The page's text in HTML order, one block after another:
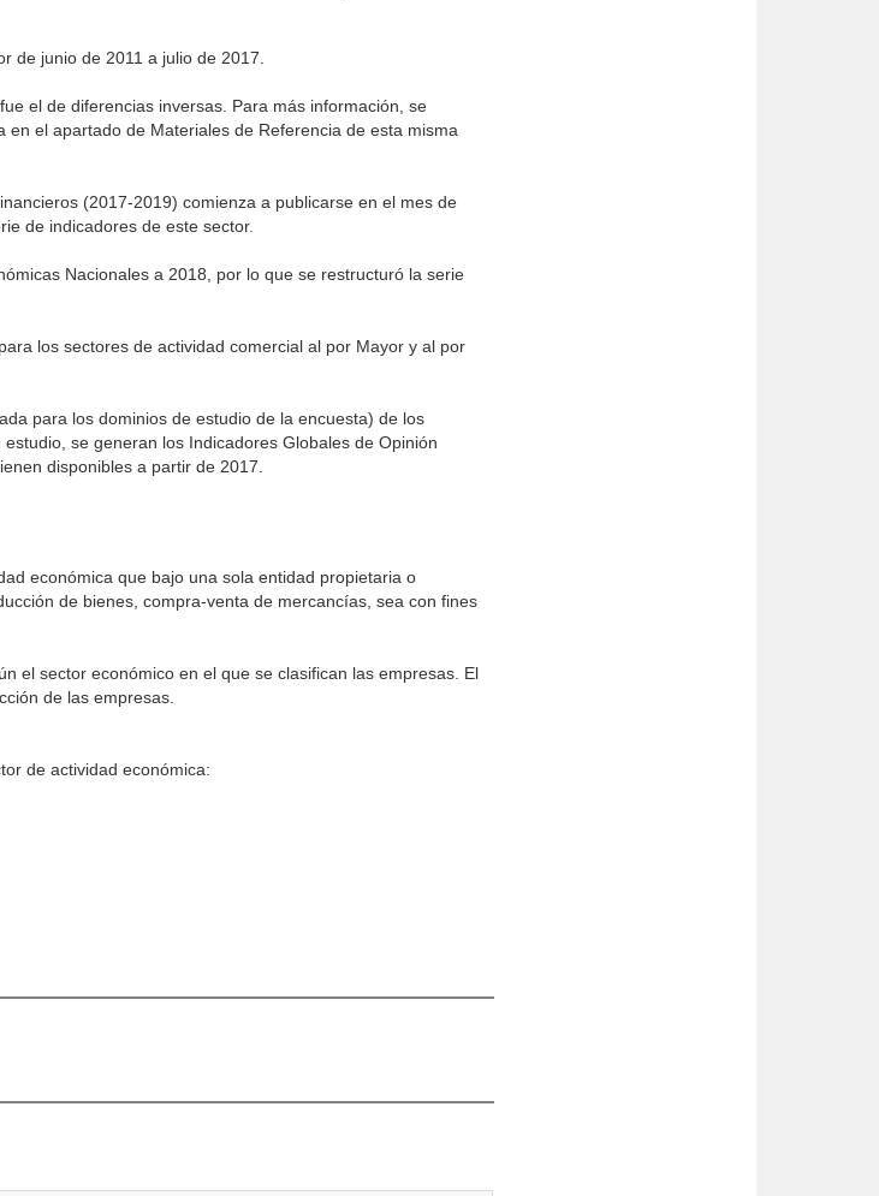
de junio de 2011 a julio de 2017.
el de diferencias inversas. Para más información, se
el apartado de Materiales de Referencia de esta misma
(2017-2019) comienza a publicarse en el mes de
de indicadores de este sector.
Nacionales a 2018, por lo que se restructuró la serie
los sectores de actividad comercial al por Mayor y al por
para los dominios de estudio de la encuesta) de los
se generan los Indicadores Globales de Opinión
disponibles a partir de 2017.
económica que bajo una sola entidad propietaria o
de bienes, compra-venta de mercancías, sea con fines
el sector económico en el que se clasifican las empresas. El
de las empresas.
de actividad económica: